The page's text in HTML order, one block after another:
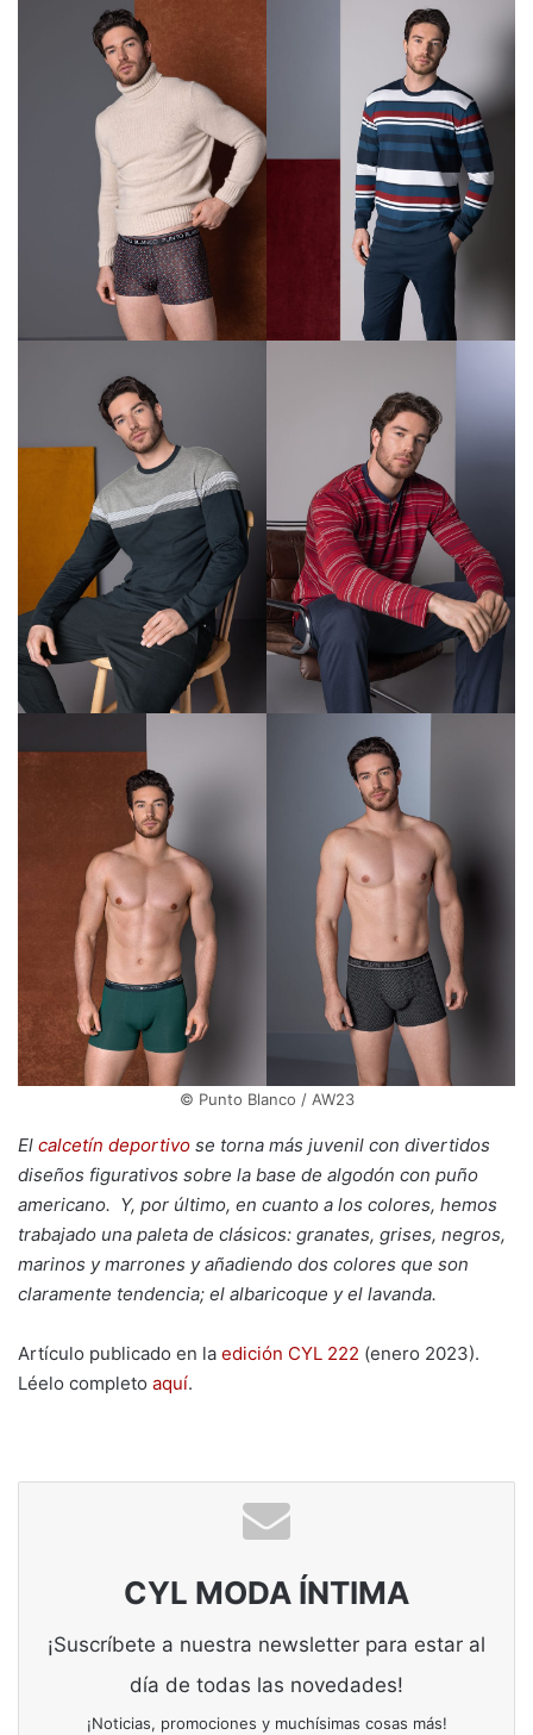
© Punto Blanco / AW23
El calcetín deportivo se torna más juvenil con divertidos
diseños figurativos sobre la base de algodón con puño
americano. Y, por último, en cuanto a los colores, hemos
trabajado una paleta de clásicos: granates, grises, negros,
marinos y marrones y añadiendo dos colores que son
claramente tendencia; el albaricoque y el lavanda.
Artículo publicado en la edición CYL 222 (enero 2023).
Léelo completo aquí.
CYL MODA ÍNTIMA
¡Suscríbete a nuestra newsletter para estar al
día de todas las novedades!
¡Noticias, promociones y muchísimas cosas más!